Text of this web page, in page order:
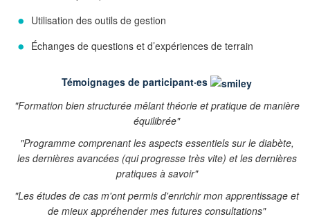
Utilisation des outils de gestion
Échanges de questions et d’expériences de terrain
Témoignages de participant·es
"Formation bien structurée mêlant théorie et pratique de manière
équilibrée"
"Programme comprenant les aspects essentiels sur le diabète,
les dernières avancées (qui progresse très vite) et les dernières
pratiques à savoir"
"Les études de cas m'ont permis d'enrichir mon apprentissage et
de mieux appréhender mes futures consultations"